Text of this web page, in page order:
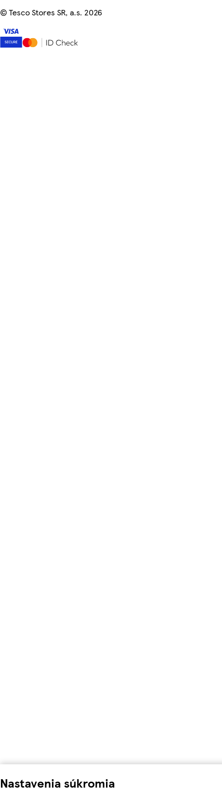
Nastavenia súkromia
©Tesco Stores SR, a.s. 2026